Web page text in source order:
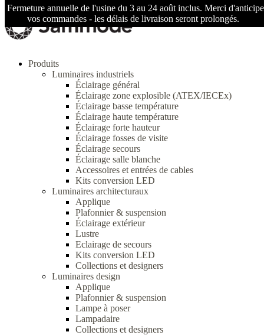
Fermeture annuelle de l'usine du 3 au 24 août inclus. Merci
vos commandes - les délais de livraison seront prolongés.
Produits
Luminaires industriels
Éclairage général
Éclairage zone explosible (ATEX/IECEx)
Éclairage basse température
Éclairage haute température
Éclairage forte hauteur
Éclairage fosses de visite
Éclairage secours
Éclairage salle blanche
Accessoires et entrées de cables
Kits conversion LED
Luminaires architecturaux
Applique
Plafonnier & suspension
Éclairage extérieur
Lustre
Eclairage de secours
Kits conversion LED
Collections et designers
Luminaires design
Applique
Plafonnier & suspension
Lampe à poser
Lampadaire
Collections et designers